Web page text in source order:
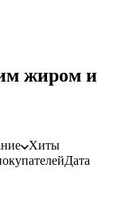
жиром и
Хиты
Дата